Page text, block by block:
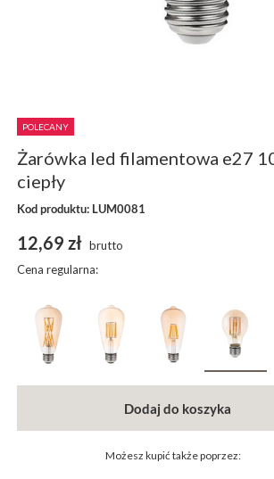
POLECANY
Żarówka led filamentowa e27
ciepły
Kod produktu: LUM0081
12,69 zł brutto
Cena regularna:
Dodaj do koszyka
Możesz kupić także poprzez: